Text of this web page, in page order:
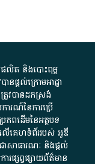
ផលិត​ និង​បោះពុម្ព​
ផ្តល់​ក្រោម​អាជ្ញា
រូវ​បាន​ដកស្រង់​
រណ៍​នៃ​ការ​ប្រើ
ភពដើម​នៃ​​អត្ថបទ
លើ​គេហទំព័រ​របស់​ អូ​ឌី​
ា​សាធារណៈ​ និង​ផ្តល់​
សព្វផ្សាយ​ព័ត៌មាន​